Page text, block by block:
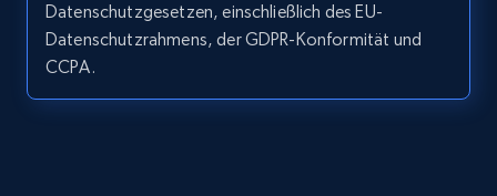
LinkedIn posts - Discover user's articles by
URL
Datenschutzgesetzen, einschließlich des EU-
Datenschutzrahmens, der GDPR-Konformität und
CCPA.